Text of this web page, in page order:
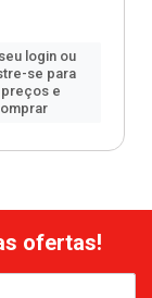
login ou
se para
e
ofertas!